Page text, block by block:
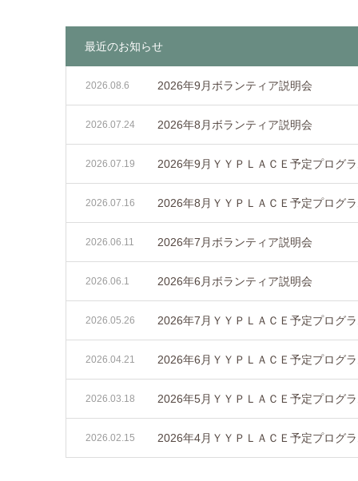
最近のお知らせ
2026年9月ボランティア説明会
2026.08.6
2026年8月ボランティア説明会
2026.07.24
2026年9月ＹＹＰＬＡＣＥ予定プログラ
2026.07.19
2026年8月ＹＹＰＬＡＣＥ予定プログラ
2026.07.16
2026年7月ボランティア説明会
2026.06.11
2026年6月ボランティア説明会
2026.06.1
2026年7月ＹＹＰＬＡＣＥ予定プログラ
2026.05.26
2026年6月ＹＹＰＬＡＣＥ予定プログラ
2026.04.21
2026年5月ＹＹＰＬＡＣＥ予定プログラ
2026.03.18
2026年4月ＹＹＰＬＡＣＥ予定プログラ
2026.02.15